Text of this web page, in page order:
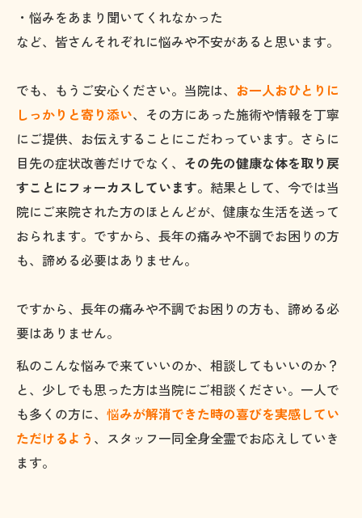
・悩みをあまり聞いてくれなかった
など、皆さんそれぞれに悩みや不安があると思います。
でも、もうご安心ください。当院は、 お一人おひとりに
しっかりと寄り添い、その方にあった施術や情報を丁寧
にご提供、お伝えすることにこだわっています。さらに
目先の症状改善だけでなく、 その先の健康な体を取り戻
すことにフォーカスしています。 結果として、今では当
院にご来院された方のほとんどが、健康な生活を送って
おられます。ですから、長年の痛みや不調でお困りの方
も、諦める必要はありません。
ですから、長年の痛みや不調でお困りの方も、諦める必
要はありません。
私のこんな悩みで来ていいのか、相談してもいいのか？
と、少しでも思った方は当院にご相談ください。一人で
も多くの方に、 悩みが解消できた時の喜びを実感してい
ただけるよう 、スタッフ一同全身全霊でお応えしていき
ます。